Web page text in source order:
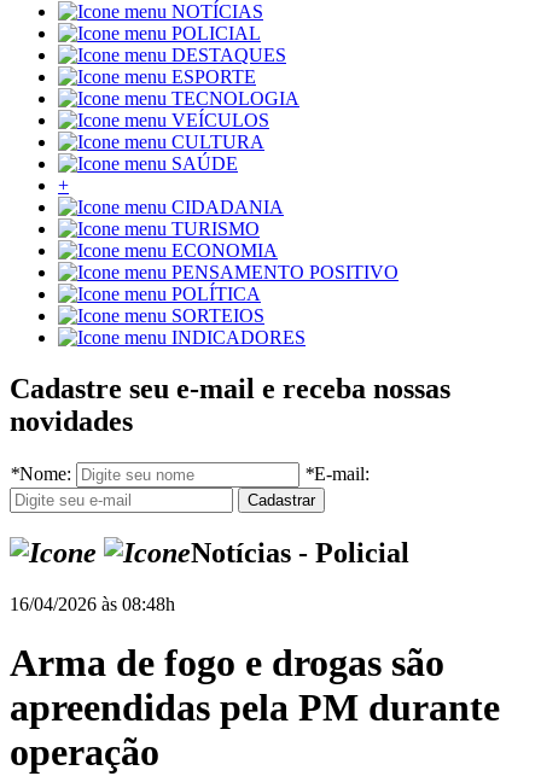
NOTÍCIAS
POLICIAL
DESTAQUES
ESPORTE
TECNOLOGIA
VEÍCULOS
CULTURA
SAÚDE
+
CIDADANIA
TURISMO
ECONOMIA
PENSAMENTO POSITIVO
POLÍTICA
SORTEIOS
INDICADORES
Cadastre seu e-mail e receba nossas
novidades
*Nome: *E-mail:
Notícias - Policial
16/04/2026 às 08:48h
Arma de fogo e drogas são
apreendidas pela PM durante
operação